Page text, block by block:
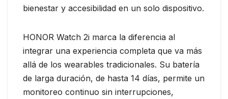
bienestar y accesibilidad en un solo dispositivo.
HONOR Watch 2i marca la diferencia al
integrar una experiencia completa que va más
allá de los wearables tradicionales. Su batería
de larga duración, de hasta 14 días, permite un
monitoreo continuo sin interrupciones,